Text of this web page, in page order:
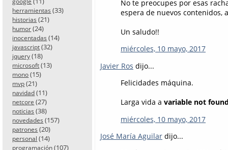
herramientas (33)
historias (21)
humor (24)
inocentadas (14)
javascript (32)
jquery (18)
microsoft (13)
mono (15)
mvp (21)
navidad (11)
netcore (27)
noticias (38)
novedades (157)
patrones (20)
personal (14)
programación (107)
No te preocupes por esas
espera de nuevos contenidos,
Un saludo!!
miércoles, 10 mayo, 2017
Javier Ros dijo...
Felicidades máquina.
Larga vida a variable not
miércoles, 10 mayo, 2017
José María Aguilar dijo...